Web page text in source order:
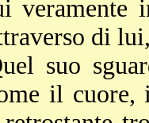
veramente
di
suo
il cuore,